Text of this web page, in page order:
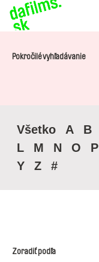
Pokročilé vyhľadávanie
Všetko A B
L
M N O P
Y
Z #
Zoradiť podľa